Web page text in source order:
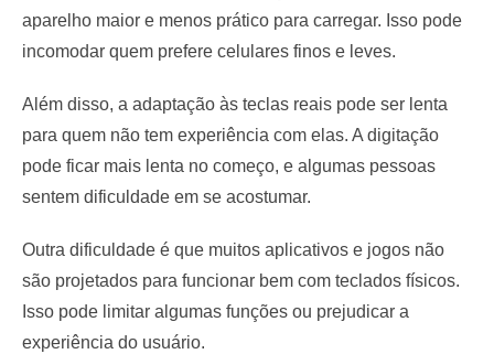
aparelho maior e menos prático para carregar. Isso pode
incomodar quem prefere celulares finos e leves.
Além disso, a adaptação às teclas reais pode ser lenta
para quem não tem experiência com elas. A digitação
pode ficar mais lenta no começo, e algumas pessoas
sentem dificuldade em se acostumar.
Outra dificuldade é que muitos aplicativos e jogos não
são projetados para funcionar bem com teclados físicos.
Isso pode limitar algumas funções ou prejudicar a
experiência do usuário.